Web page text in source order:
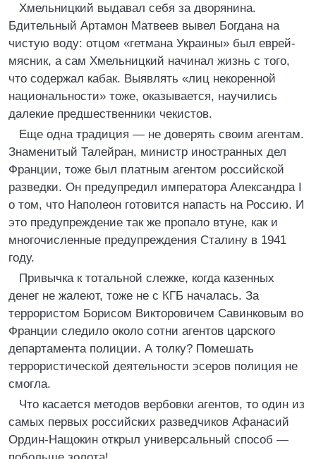
Хмельницкий выдавал себя за дворянина.
Бдительный Артамон Матвеев вывел Богдана на
чистую воду: отцом «гетмана Украины» был еврей-
мясник, а сам Хмельницкий начинал жизнь с того,
что содержал кабак. Выявлять «лиц некоренной
национальности» тоже, оказывается, научились
далекие предшественники чекистов.
Еще одна традиция — не доверять своим агентам.
Знаменитый Талейран, министр иностранных дел
Франции, тоже был платным агентом российской
разведки. Он предупредил императора Александра I
о том, что Наполеон готовится напасть на Россию. И
это предупреждение так же пропало втуне, как и
многочисленные предупреждения Сталину в 1941
году.
Привычка к тотальной слежке, когда казенных
денег не жалеют, тоже не с КГБ началась. За
террористом Борисом Викторовичем Савинковым во
Франции следило около сотни агентов царского
департамента полиции. А толку? Помешать
террористической деятельности эсеров полиция не
смогла.
Что касается методов вербовки агентов, то один из
самых первых российских разведчиков Афанасий
Ордин-Нащокин открыл универсальный способ —